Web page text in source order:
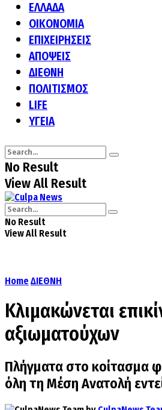
ΕΛΛΑΔΑ
ΟΙΚΟΝΟΜΙΑ
ΕΠΙΧΕΙΡΗΣΕΙΣ
ΑΠΟΨΕΙΣ
ΔΙΕΘΝΗ
ΠΟΛΙΤΙΣΜΟΣ
LIFE
ΥΓΕΙΑ
No Result
View All Result
No Result
View All Result
Home ΔΙΕΘΝΗ
Κλιμακώνεται
αξιωματούχων
Πλήγματα στο κοίτασμα
όλη τη Μέση Ανατολή